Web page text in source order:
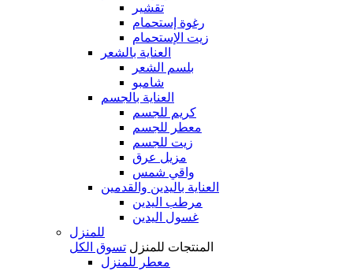
تقشير
رغوة إستحمام
زيت الإستحمام
العناية بالشعر
بلسم الشعر
شامبو
العناية بالجسم
كريم للجسم
معطر للجسم
زيت للجسم
مزيل عرق
واقي شمس
العناية باليدين والقدمين
مرطب اليدين
غسول اليدين
للمنزل
المنتجات للمنزل تسوق الكل
معطر للمنزل